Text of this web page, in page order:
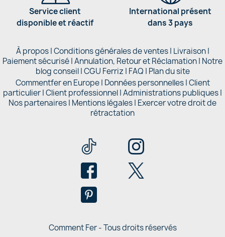
Service client
disponible et réactif
International présent
dans 3 pays
À propos|Conditions générales de ventes| Livraison|
Paiement sécurisé|Annulation, Retour et Réclamation| Notre
blog conseil|CGU Ferriz | FAQ | Plan du site
Commentfer en Europe| Données personnelles|Client
particulier|Client professionnel|Administrations publiques|
Nos partenaires | Mentions légales| Exercer votre droit de
rétractation
Comment Fer - Tous droits réservés